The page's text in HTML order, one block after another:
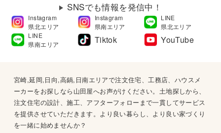
SNSでも情報を発信中！
Instagram
県北エリア
Instagram
県南エリア
LINE
県北エリア
LINE
県南エリア
Tiktok YouTube
宮崎,延岡,日向,高鍋,日南エリアで注文住宅、工務店、ハウスメ
ーカーをお探しなら山田屋へお声がけください。土地探しから、
注文住宅の設計、施工、アフターフォローまで一貫してサービス
を提供させていただきます。より良い暮らし、より良い家づくり
を一緒に始めませんか？